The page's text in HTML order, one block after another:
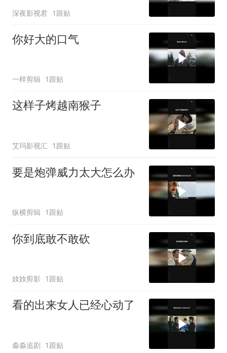
深夜影视君 1跟贴
你好大的口气
一样剪辑 1跟贴
这样子烤越南猴子
艾玛影视汇 1跟贴
要是炮弹威力太大怎么办
纵横剪辑 1跟贴
你到底敢不敢砍
奻奻剪影 1跟贴
看的出来女人已经心动了
淼淼追剧 1跟贴